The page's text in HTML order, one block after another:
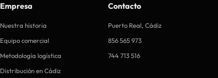
Empresa
Nuestra historia
Equipo comercial
Metodología logística
Distribución en Cádiz
Contacto
Puerto Real, Cádiz
856 565 973
744 713 516